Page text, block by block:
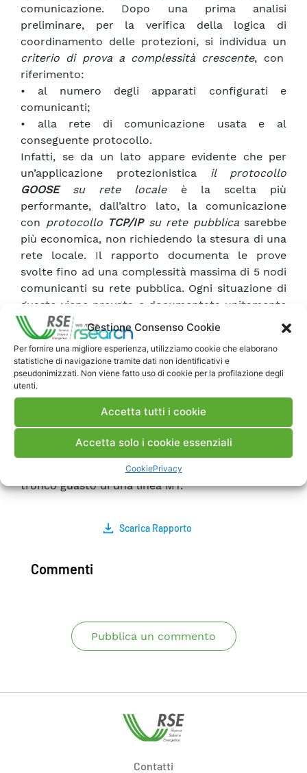
Gestione Consenso Cookie
Per fornire una migliore esperienza, utilizziamo cookie che elaborano
statistiche di navigazione tramite dati non identificativi e
pseudonimizzati. Non viene fatto uso di cookie per la profilazione degli
utenti.
Accetta tutti i cookie
Accetta solo i cookie essenziali
CookiePrivacy
comunicazione. Dopo una prima analisi
preliminare, per la verifica della logica di
coordinamento delle protezioni, si individua un
criterio di prova a complessità crescente, con
riferimento:
• al numero degli apparati configurati e
comunicanti;
• alla rete di comunicazione usata e al
conseguente protocollo.
Infatti, se da un lato appare evidente che per
un’applicazione protezionistica il protocollo
GOOSEsu rete localeè la scelta più
performante, dall’altro lato, la comunicazione
con protocollo TCP/IPsu rete pubblicasarebbe
più economica, non richiedendo la stesura di una
rete locale. Il rapporto documenta le prove
svolte fino ad una complessità massima di 5 nodi
comunicanti su rete pubblica. Ogni situazione di
guasto viene provata e documentata unitamente
alle procedure operativenecessarie a rendere
funzionante la comunicazione. Il fondamentale
requisito di Affidabilità è provato sia come
Proprietà ad intervenire (Dependability) sia come
Stabilità (Security). La sperimentazione prova
standardizzata di cui sono dotate le nuove
Protezioni consentono la coordinazione del loro
realizzazione di un intervento selettivo del
tronco guasto di una linea MT.
Scarica Rapporto
Commenti
Pubblica un commento
Contatti